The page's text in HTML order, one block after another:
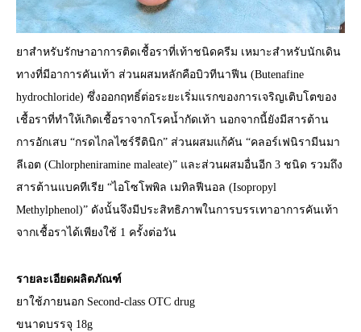
ยาสำหรับรักษาอาการติดเชื้อราที่เท้าชนิดครีม เหมาะสำหรับนักเดิน
ทางที่มีอาการคันเท้า ส่วนผสมหลักคือบิวทีนาฟีน (Butenafine
hydrochloride) ซึ่งออกฤทธิ์ต่อระยะเริ่มแรกของการเจริญเติบโตของ
เชื้อราที่ทำให้เกิดเชื้อราจากโรคน้ำกัดเท้า นอกจากนี้ยังมีสารต้าน
การอักเสบ “กรดไกลไซร์รีตินิก” ส่วนผสมแก้คัน “คลอร์เฟนิรามีนมา
ลีเอต (Chlorpheniramine maleate)” และส่วนผสมอื่นอีก 3 ชนิด รวมถึง
สารต้านแบคทีเรีย “ไอโซโพพิล เมทิลฟีนอล (Isopropyl
Methylphenol)” ดังนั้นจึงมีประสิทธิภาพในการบรรเทาอาการคันเท้า
จากเชื้อราได้เพียงใช้ 1 ครั้งต่อวัน
รายละเอียดผลิตภัณฑ์
ยาใช้ภายนอก Second-class OTC drug
ขนาดบรรจุ 18g